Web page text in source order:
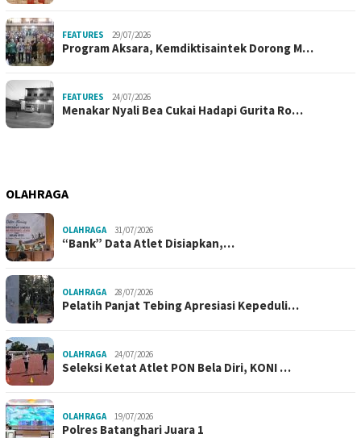
FEATURES 29/07/2026
Program Aksara, Kemdiktisaintek Dorong M…
FEATURES 24/07/2026
Menakar Nyali Bea Cukai Hadapi Gurita Ro…
OLAHRAGA
OLAHRAGA 31/07/2026
“Bank” Data Atlet Disiapkan,…
OLAHRAGA 28/07/2026
Pelatih Panjat Tebing Apresiasi Kepeduli…
OLAHRAGA 24/07/2026
Seleksi Ketat Atlet PON Bela Diri, KONI …
OLAHRAGA 19/07/2026
Polres Batanghari Juara 1